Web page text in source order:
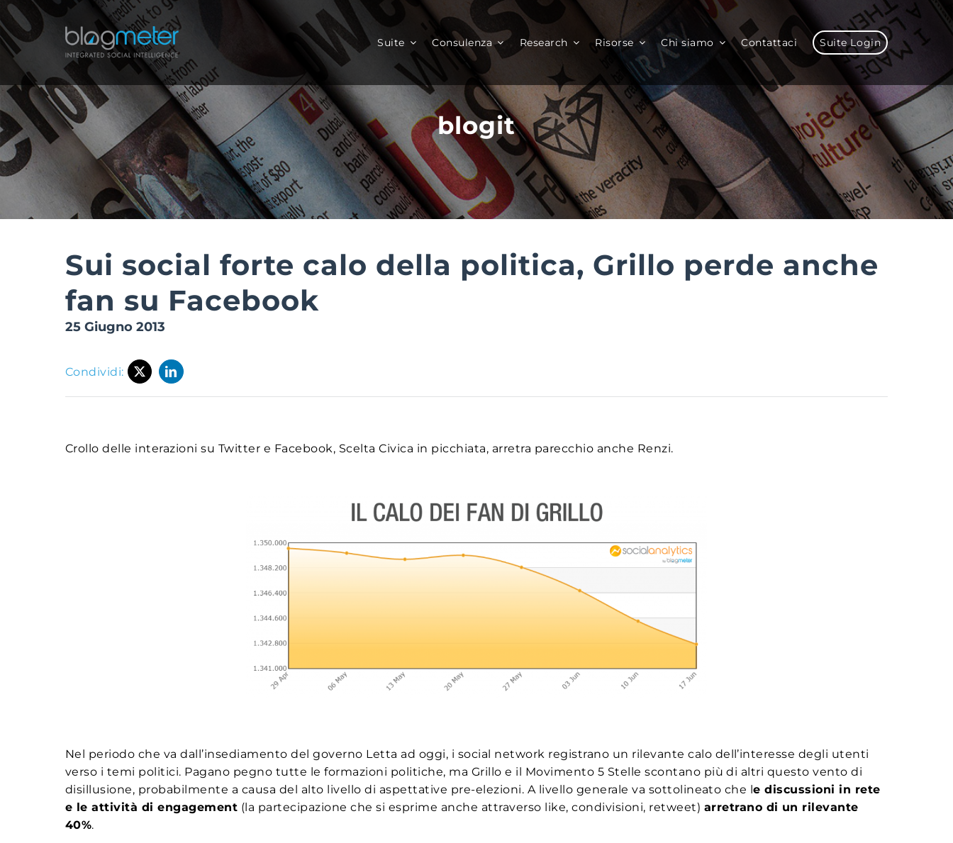
Salta
al
contenuto
Suite Consulenza Research Risorse Chi siamo Contattaci Suite Login
blogit
Sui social forte calo della politica, Grillo perde anche
fan su Facebook
25 Giugno 2013
Condividi:
Crollo delle interazioni su Twitter e Facebook, Scelta Civica in picchiata, arretra parecchio anche Renzi.
Nel periodo che va dall’insediamento del governo Letta ad oggi, i social network registrano un rilevante calo dell’interesse degli utenti
verso i temi politici. Pagano pegno tutte le formazioni politiche, ma Grillo e il Movimento 5 Stelle scontano più di altri questo vento di
disillusione, probabilmente a causa del alto livello di aspettative pre-elezioni. A livello generale va sottolineato che le discussioni in rete
e le attività di engagement (la partecipazione che si esprime anche attraverso like, condivisioni, retweet) arretrano di un rilevante
40%.